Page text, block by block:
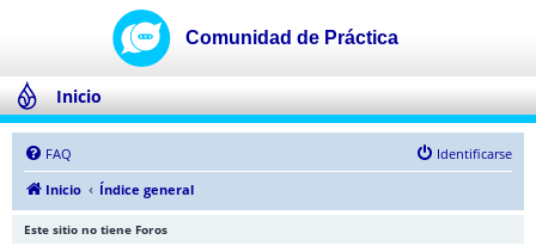
Inicio
FAQ
Identificarse
Inicio
Índice general
Este sitio no tiene Foros